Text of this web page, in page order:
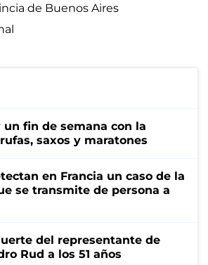
de Buenos Aires
un fin de semana con la
saxos y maratones
en Francia un caso de la
se transmite de persona a
del representante de
Rud a los 51 años